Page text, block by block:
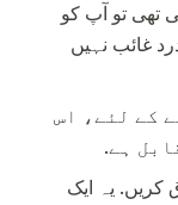
تھی تو آپ کو
غائب نہیں
کے لئے، اس
ہے.
کریں. یہ ایک